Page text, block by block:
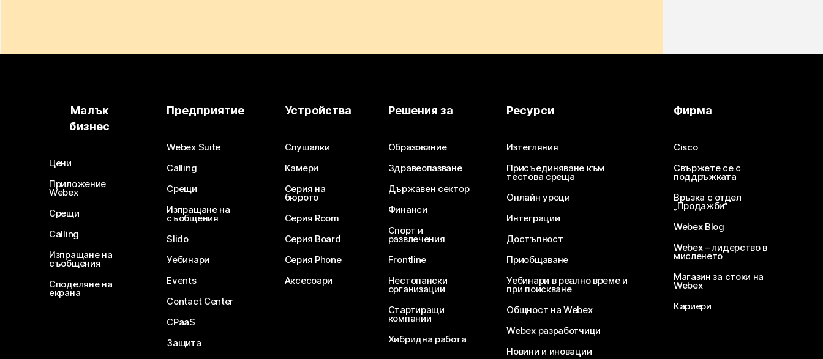
Малък
бизнес
Цени
Приложение
Webex
Срещи
Calling
Изпращане на
съобщения
Споделяне на
екрана
Предприятие
Webex Suite
Calling
Срещи
Изпращане на
съобщения
Slido
Уебинари
Events
Contact Center
CPaaS
Защита
Устройства
Слушалки
Камери
Серия на
бюрото
Серия Room
Серия Board
Серия Phone
Аксесоари
Решения за
Образование
Здравеопазване
Държавен сектор
Финанси
Спорт и
развлечения
Frontline
Нестопански
организации
Стартиращи
компании
Хибридна работа
Ресурси
Изтегляния
Присъединяване към
тестова среща
Онлайн уроци
Интеграции
Достъпност
Приобщаване
Уебинари в реално време и
при поискване
Общност на Webex
Webex разработчици
Новини и иновации
Фирма
Cisco
Свържете се с
поддръжката
Връзка с отдел
„Продажби“
Webex Blog
Webex – лидерство в
мисленето
Магазин за стоки на
Webex
Кариери